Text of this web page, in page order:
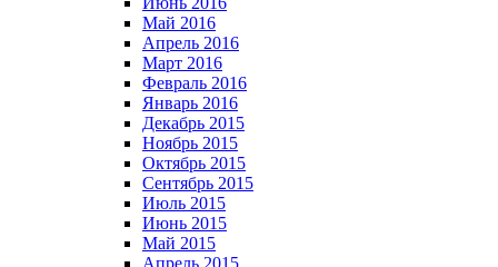
Май 2016
Апрель 2016
Март 2016
Февраль 2016
Январь 2016
Декабрь 2015
Ноябрь 2015
Октябрь 2015
Сентябрь 2015
Июль 2015
Июнь 2015
Май 2015
Апрель 2015